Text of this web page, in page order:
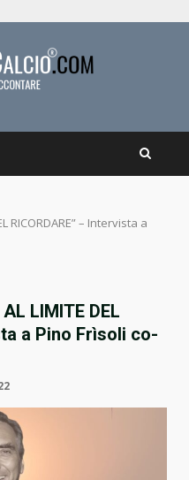
RICORDARE” – Intervista a
LIMITE DEL
a Pino Frìsoli co-